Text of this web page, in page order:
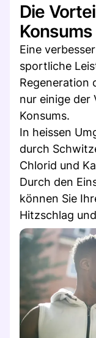
Die
Konsums
Eine
sportliche
Regeneration
nur einige der
Konsums.
In heissen
durch
Chlorid und
Durch den
können Sie
Hitzschlag